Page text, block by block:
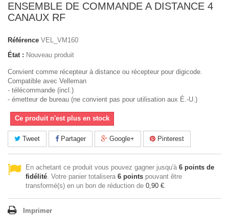
ENSEMBLE DE COMMANDE A DISTANCE 4
CANAUX RF
Référence VEL_VM160
État : Nouveau produit
Convient comme récepteur à distance ou récepteur pour digicode.
Compatible avec Velleman
- télécommande (incl.)
- émetteur de bureau (ne convient pas pour utilisation aux É.-U.)
Ce produit n'est plus en stock
Tweet Partager Google+ Pinterest
En achetant ce produit vous pouvez gagner jusqu'à 6 points de
fidélité. Votre panier totalisera 6 points pouvant être
transformé(s) en un bon de réduction de 0,90 €.
Imprimer